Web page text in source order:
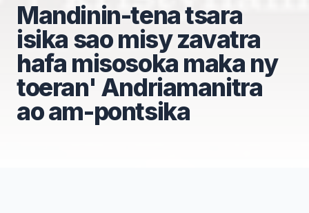
Mandinin-tena tsara
isika sao misy zavatra
hafa misosoka maka ny
toeran' Andriamanitra
ao am-pontsika